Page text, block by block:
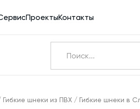
ПроектыКонтакты
Ничего не найдено
Гибкие шнеки из ПВХ / Гибкие шнеки в